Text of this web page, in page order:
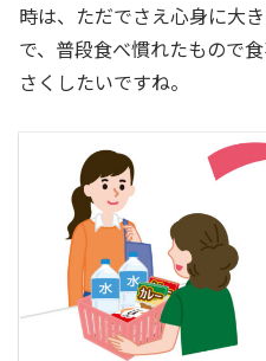
時は、ただでさえ心身に大
で、普段食べ慣れたもので
さくしたいですね。